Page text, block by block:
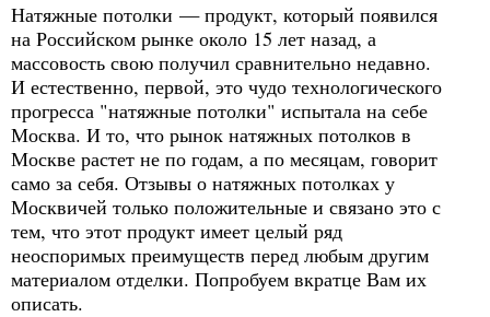
Натяжные потолки — продукт, который появился
на Российском рынке около 15 лет назад, а
массовость свою получил сравнительно недавно.
И естественно, первой, это чудо технологического
прогресса "натяжные потолки" испытала на себе
Москва. И то, что рынок натяжных потолков в
Москве растет не по годам, а по месяцам, говорит
само за себя. Отзывы о натяжных потолках у
Москвичей только положительные и связано это с
тем, что этот продукт имеет целый ряд
неоспоримых преимуществ перед любым другим
материалом отделки. Попробуем вкратце Вам их
описать.